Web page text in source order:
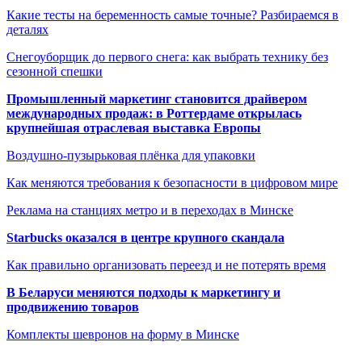
Какие тесты на беременность самые точные? Разбираемся в
деталях
Снегоуборщик до первого снега: как выбрать технику без
сезонной спешки
Промышленный маркетинг становится драйвером
международных продаж: в Роттердаме открылась
крупнейшая отраслевая выставка Европы
Воздушно-пузырьковая плёнка для упаковки
Как меняются требования к безопасности в цифровом мире
Реклама на станциях метро и в переходах в Минске
Starbucks оказался в центре крупного скандала
Как правильно организовать переезд и не потерять время
В Беларуси меняются подходы к маркетингу и
продвижению товаров
Комплекты шевронов на форму в Минске